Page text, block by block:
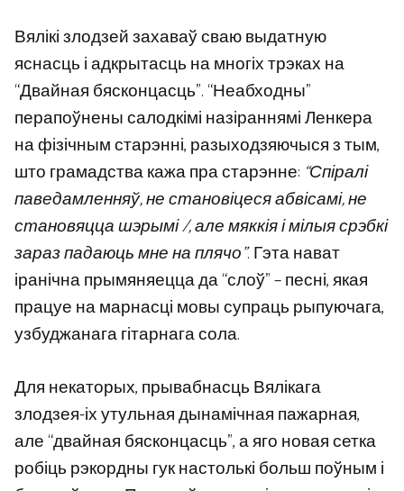
Вялікі злодзей захаваў сваю выдатную
яснасць і адкрытасць на многіх трэках на
“Двайная бясконцасць”. “Неабходны”
перапоўнены салодкімі назіраннямі Ленкера
на фізічным старэнні, разыходзяючыся з тым,
што грамадства кажа пра старэнне: “Спіралі
паведамленняў, не становіцеся абвісамі, не
становяцца шэрымі /, але мяккія і мілыя срэбкі
зараз падаюць мне на плячо”. Гэта нават
іранічна прымяняецца да “слоў” – песні, якая
працуе на марнасці мовы супраць рыпуючага,
узбуджанага гітарнага сола.
Для некаторых, прывабнасць Вялікага
злодзея-іх утульная дынамічная пажарная,
але “двайная бясконцасць”, а яго новая сетка
робіць рэкордны гук настолькі больш поўным і